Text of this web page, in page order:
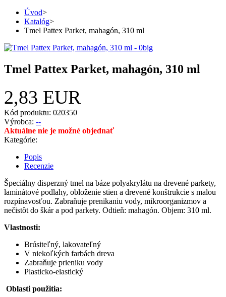
Úvod>
Katalóg>
Tmel Pattex Parket, mahagón, 310 ml
Tmel Pattex Parket, mahagón, 310 ml
2,83 EUR
Kód produktu: 020350
Výrobca: --
Aktuálne nie je možné objednať
Kategórie:
Popis
Recenzie
Špeciálny disperzný tmel na báze polyakrylátu na drevené parkety,
laminátové podlahy, obloženie stien a drevené konštrukcie s malou
rozpínavosťou. Zabraňuje prenikaniu vody, mikroorganizmov a
nečistôt do škár a pod parkety. Odtieň: mahagón. Objem: 310 ml.
Vlastnosti:
Brúsiteľný, lakovateľný
V niekoľkých farbách dreva
Zabraňuje prieniku vody
Plasticko-elastický
Oblasti použitia: